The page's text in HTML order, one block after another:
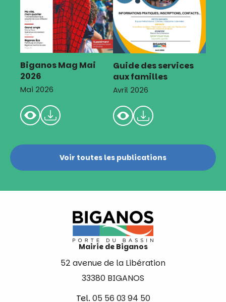
Biganos Mag Mai
2026
Mai 2026
Guide des services
aux familles
Avril 2026
Voir toutes les publications
Mairie de Biganos
52 avenue de la Libération
33380 BIGANOS
Tel. 05 56 03 94 50